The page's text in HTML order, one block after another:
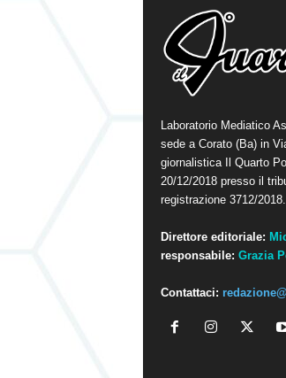
Laboratorio Mediatico
sede a Corato (Ba) in
giornalistica Il Quarto
20/12/2018 presso il
registrazione 3712/2018.
Direttore editoriale:
responsabile: Grazia
Contattaci: